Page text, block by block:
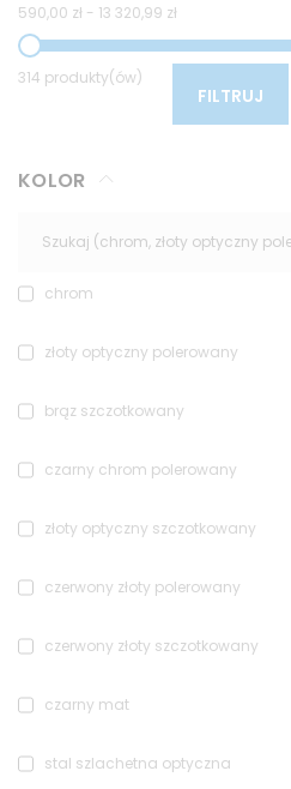
590,00 zł - 13 320,99 zł
314 produkty(ów)
FILTRUJ
KOLOR
chrom
złoty optyczny polerowany
brąz szczotkowany
czarny chrom polerowany
złoty optyczny szczotkowany
czerwony złoty polerowany
czerwony złoty szczotkowany
czarny mat
stal szlachetna optyczna